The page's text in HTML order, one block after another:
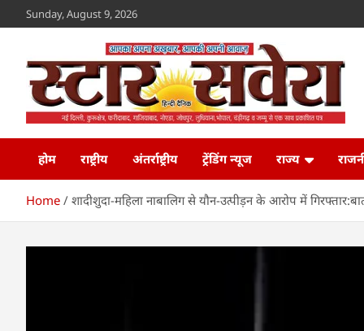
to
Sunday, August 9, 2026
Star Savera
होम
राष्ट्रीय अंतर्राष्ट्रीय ट्रेंडिंग न्यूज राज्य
Home शादीशुदा-महिला नाबालिग से यौन-उत्पीड़न के आरोप में